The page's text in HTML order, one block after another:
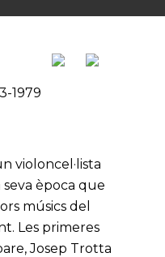
1979
violoncel·lista
època que
músics del
Les primeres
Josep Trotta